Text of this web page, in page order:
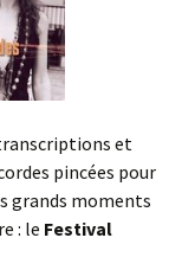
et
pincées pour
grands moments
: le Festival